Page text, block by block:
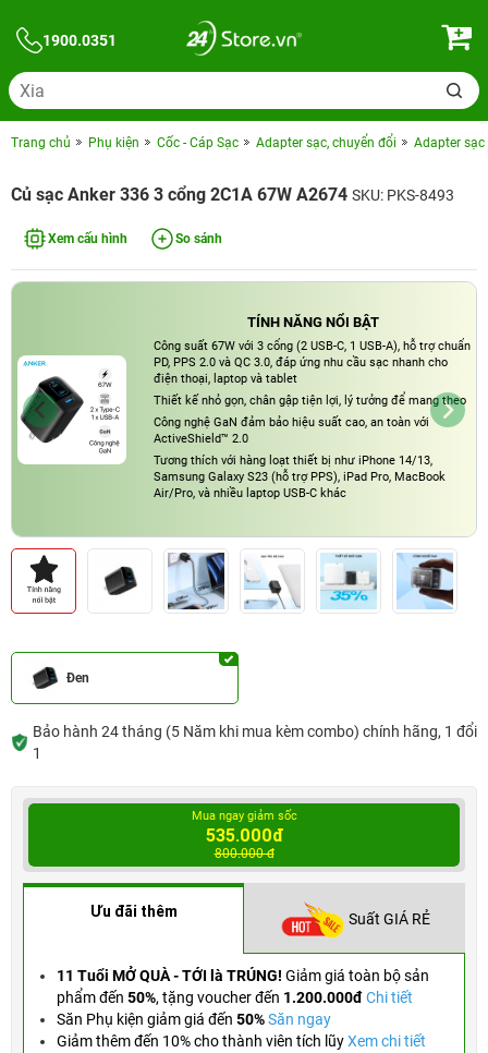
1900.0351
Trang chủ Phụ kiện Cốc - Cáp Sạc Adapter sạc, chuyển đổi Adapter sạc
Củ sạc Anker 336 3 cổng 2C1A 67W A2674 SKU: PKS-8493
Xem cấu hình So sánh
TÍNH NĂNG NỔI BẬT
Công suất 67W với 3 cổng (2 USB-C, 1 USB-A), hỗ trợ chuẩn
PD, PPS 2.0 và QC 3.0, đáp ứng nhu cầu sạc nhanh cho
điện thoại, laptop và tablet
Thiết kế nhỏ gọn, chân gập tiện lợi, lý tưởng để mang theo
Công nghệ GaN đảm bảo hiệu suất cao, an toàn với
ActiveShield™ 2.0
Tương thích với hàng loạt thiết bị như iPhone 14/13,
Samsung Galaxy S23 (hỗ trợ PPS), iPad Pro, MacBook
Air/Pro, và nhiều laptop USB-C khác
Đen
Bảo hành 24 tháng (5 Năm khi mua kèm combo) chính hãng, 1 đổi
1
Mua ngay giảm sốc
535.000đ
800.000 đ
Ưu đãi thêm Suất GIÁ RẺ
11 Tuổi MỞ QUÀ - TỚI là TRÚNG! Giảm giá toàn bộ sản
phẩm đến 50%, tặng voucher đến 1.200.000đChi tiết
Săn Phụ kiện giảm giá đến 50%Săn ngay
Giảm thêm đến 10% cho thành viên tích lũyXem chi tiết